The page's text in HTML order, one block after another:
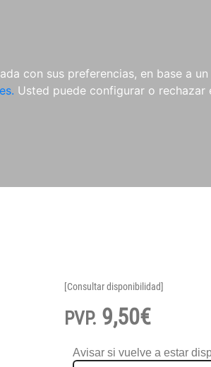
con sus preferencias, en base a
Usted puede configurar o rechazar
[Consultar disponibilidad]
PVP. 9,50€
Avisar si vuelve a estar